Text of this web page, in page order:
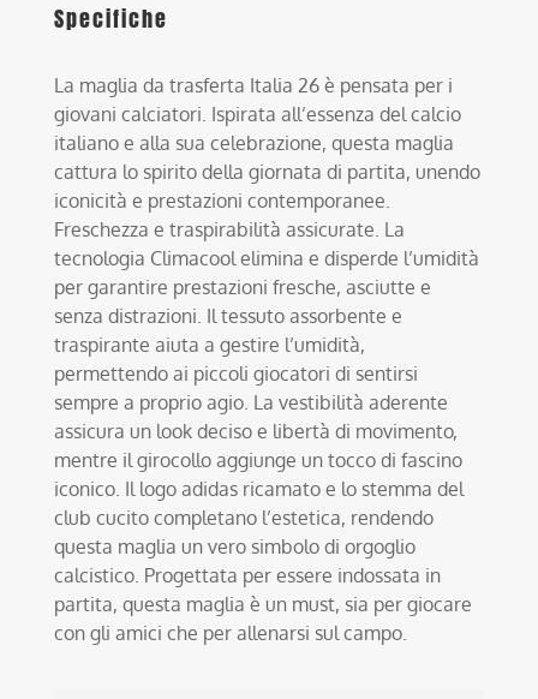
Specifiche
La maglia da trasferta Italia 26 è pensata per i
giovani calciatori. Ispirata all’essenza del calcio
italiano e alla sua celebrazione, questa maglia
cattura lo spirito della giornata di partita, unendo
iconicità e prestazioni contemporanee.
Freschezza e traspirabilità assicurate. La
tecnologia Climacool elimina e disperde l’umidità
per garantire prestazioni fresche, asciutte e
senza distrazioni. Il tessuto assorbente e
traspirante aiuta a gestire l’umidità,
permettendo ai piccoli giocatori di sentirsi
sempre a proprio agio. La vestibilità aderente
assicura un look deciso e libertà di movimento,
mentre il girocollo aggiunge un tocco di fascino
iconico. Il logo adidas ricamato e lo stemma del
club cucito completano l’estetica, rendendo
questa maglia un vero simbolo di orgoglio
calcistico. Progettata per essere indossata in
partita, questa maglia è un must, sia per giocare
con gli amici che per allenarsi sul campo.